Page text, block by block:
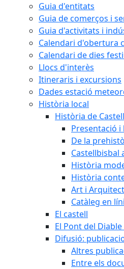
Guia d'entitats
Guia de comerços i
Guia d'activitats i
Calendari d'obertura
Calendari de dies
Llocs d'interès
Itineraris i excursions
Dades estació
Història local
Història de
Presentació
De la
Castellbisbal
Història
Història
Art i
Catàleg en
El castell
El Pont del
Difusió:
Altres
Entre els